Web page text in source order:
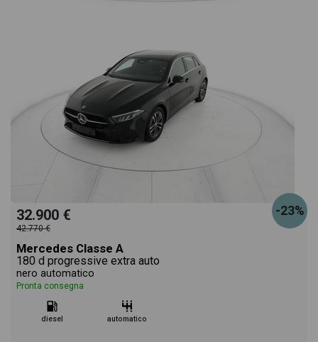
-23%
32.900 €
42.770 €
Mercedes Classe A
180 d progressive extra auto
nero automatico
Pronta consegna
diesel automatico